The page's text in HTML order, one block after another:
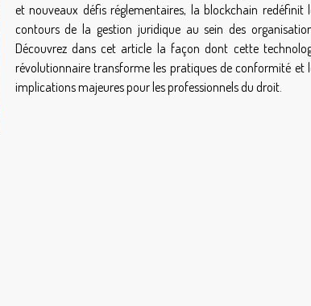
et nouveaux défis réglementaires, la blockchain redéfinit
contours de la gestion juridique au sein des
Découvrez dans cet article la façon dont cette
révolutionnaire transforme les pratiques de conformité et
implications majeures pour les professionnels du droit.